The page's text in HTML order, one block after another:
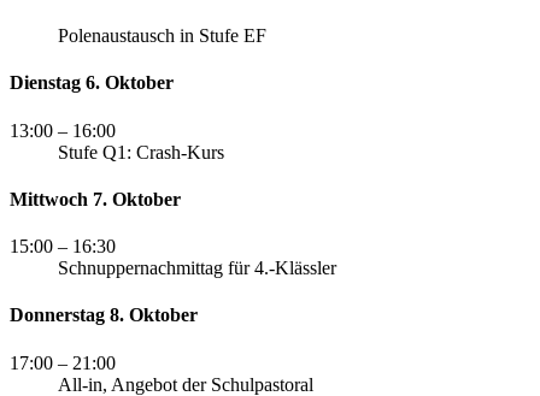
Polenaustausch in Stufe EF
Dienstag 6. Oktober
13:00 – 16:00
Stufe Q1: Crash-Kurs
Mittwoch 7. Oktober
15:00 – 16:30
Schnuppernachmittag für 4.-Klässler
Donnerstag 8. Oktober
17:00 – 21:00
All-in, Angebot der Schulpastoral